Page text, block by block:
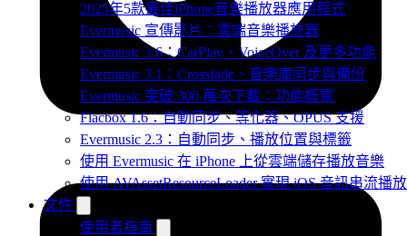
2025年5款最佳iPhone音樂播放器應用程式
Evermusic 宣傳影片：雲端音樂播放器
Evermusic 3.6：CarPlay、VoiceOver 及更多功能
Evermusic 3.1：Crossfade、音樂庫同步與備份
Evermusic 突破 300 萬次下載：功能概覽
Flacbox 1.6：自動同步、等化器、OPUS 支援
Evermusic 2.3：自動同步、播放位置與標籤
使用 Evermusic 在 iPhone 上從雲端儲存播放音樂
使用 AVAssetResourceLoader 實現 iOS 音訊串流播放
文件
使用者指南